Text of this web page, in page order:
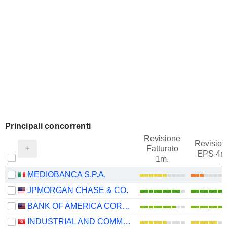
Principali concorrenti
Revisione
Fatturato
1m.
EPS
MEDIOBANCA S.P.A.
JPMORGAN CHASE & CO.
BANK OF AMERICA CORPORATION
INDUSTRIAL AND COMMERCIAL BANK OF CHINA LIMITED